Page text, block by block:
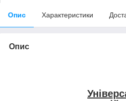
Опис Характеристики
Опис